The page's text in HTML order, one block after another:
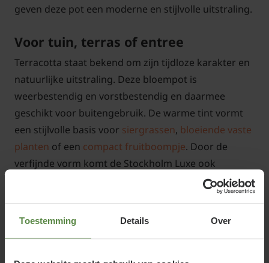
Toestemming Details Over
geven deze pot een moderne en stijlvolle uitstraling.
Voor tuin, terras of entree
Terracotta staat bekend om zijn tijdloze karakter en
natuurlijke uitstraling. Deze bloempot is
weerbestendig en vorstbestendig en daarmee
geschikt voor buitengebruik. De warme tint vormt
een stijlvolle basis voor siergrassen, bloeiende vaste
planten of een compact fruitboompje. Door de
verfijnde vorm komt de Stockholm Luxe ook
prachtig tot zijn recht bij een entree of langs een
pad. De pot is voorzien van een afwateringsgat voor